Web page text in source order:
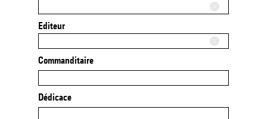
Editeur
Commanditaire
Dédicace